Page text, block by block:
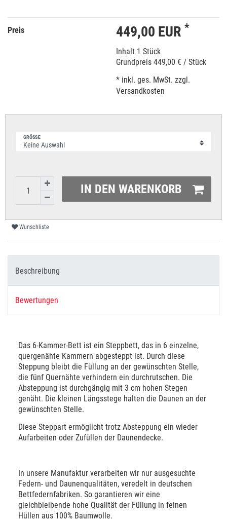
Preis 449,00 EUR *
Inhalt 1 Stück
Grundpreis 449,00 € / Stück
* inkl. ges. MwSt. zzgl.
Versandkosten
GRÖSSE
IN DEN WARENKORB
Wunschliste
Beschreibung
Bewertungen
Das 6-Kammer-Bett ist ein Steppbett, das in 6 einzelne,
quergenähte Kammern abgesteppt ist. Durch diese
Steppung bleibt die Füllung an der gewünschten Stelle,
die fünf Quernähte verhindern ein durchrutschen. Die
Absteppung ist durchgängig mit 3 cm hohen Stegen
genäht. Die kleinen Längsstege halten die Daunen an der
gewünschten Stelle.
Diese Steppart ermöglicht trotz Absteppung ein wieder
Aufarbeiten oder Zufüllen der Daunendecke.
In unsere Manufaktur verarbeiten wir nur ausgesuchte
Federn- und Daunenqualitäten, veredelt in deutschen
Bettfedernfabriken. So garantieren wir eine
gleichbleibende hohe Qualität der Füllung in feinen
Hüllen aus 100% Baumwolle.